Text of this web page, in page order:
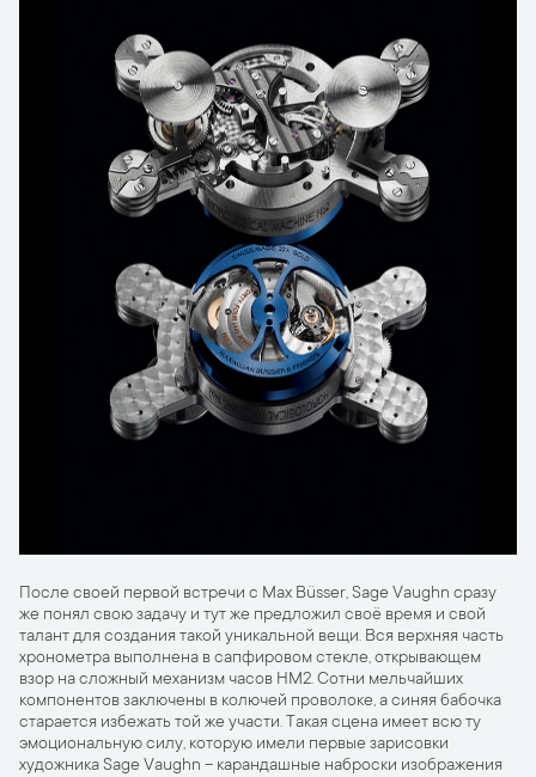
После своей первой встречи с Max Büsser, Sage Vaughn сразу
же понял свою задачу и тут же предложил своё время и свой
талант для создания такой уникальной вещи. Вся верхняя часть
хронометра выполнена в сапфировом стекле, открывающем
взор на сложный механизм часов HM2. Сотни мельчайших
компонентов заключены в колючей проволоке, а синяя бабочка
старается избежать той же участи. Такая сцена имеет всю ту
эмоциональную силу, которую имели первые зарисовки
художника Sage Vaughn – карандашные наброски изображения